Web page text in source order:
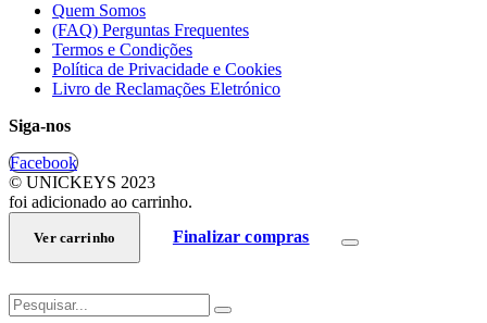
Quem Somos
(FAQ) Perguntas Frequentes
Termos e Condições
Política de Privacidade e Cookies
Livro de Reclamações Eletrónico
Siga-nos
Facebook
© UNICKEYS 2023
foi adicionado ao carrinho.
Ver carrinho Finalizar compras